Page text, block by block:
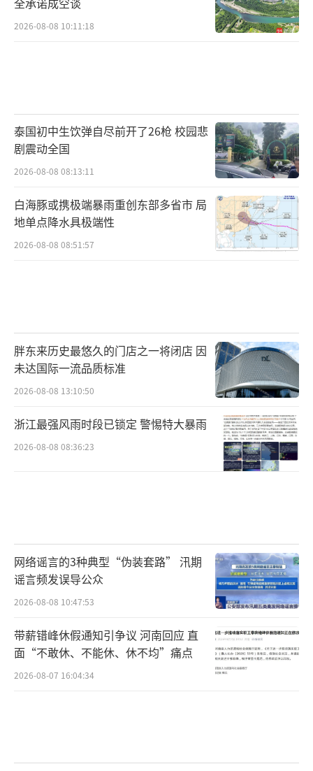
2026-08-08 10:11:18
泰国初中生饮弹自尽前开了26枪 校园悲
剧震动全国
2026-08-08 08:13:11
白海豚或携极端暴雨重创东部多省市 局
地单点降水具极端性
2026-08-08 08:51:57
胖东来历史最悠久的门店之一将闭店 因
未达国际一流品质标准
2026-08-08 13:10:50
浙江最强风雨时段已锁定 警惕特大暴雨
2026-08-08 08:36:23
网络谣言的3种典型“伪装套路” 汛期
谣言频发误导公众
2026-08-08 10:47:53
带薪错峰休假通知引争议 河南回应 直
面“不敢休、不能休、休不均”痛点
2026-08-07 16:04:34